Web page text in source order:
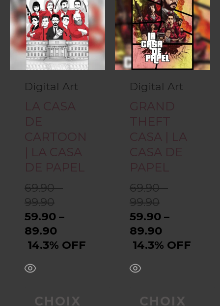
Digital Art
LA CASA
DE
CARTOON
| LA CASA
DE PAPEL
69.90 –
99.90
59.90 –
89.90
14.3% OFF
CHOIX
produit
a
plusieurs
Les
options
peuvent
être
choisies
sur
la
produit
Digital Art
GRAND
THEFT
CASA | LA
CASA DE
PAPEL
69.90 –
99.90
59.90 –
89.90
14.3% OFF
CHOIX
produit
a
plusieurs
Les
options
peuvent
être
choisies
sur
la
produit